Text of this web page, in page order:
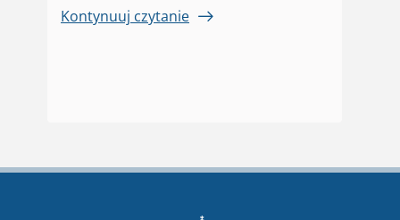
Kontynuuj czytanie